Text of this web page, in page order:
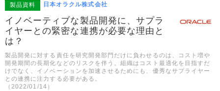
製品資料 日本オラクル株式会社
イノベーティブな製品開発に、サプラ
イヤーとの緊密な連携が必要な理由と
は？
製品開発に対する責任を研究開発部門だけに負わせるのは、コスト増や
開発期間の長期化などのリスクを伴う。組織はコスト最適化を目指すだ
けでなく、イノベーションを加速させるためにも、優秀なサプライヤー
との連携に注力する必要がある。
（2022/01/14）